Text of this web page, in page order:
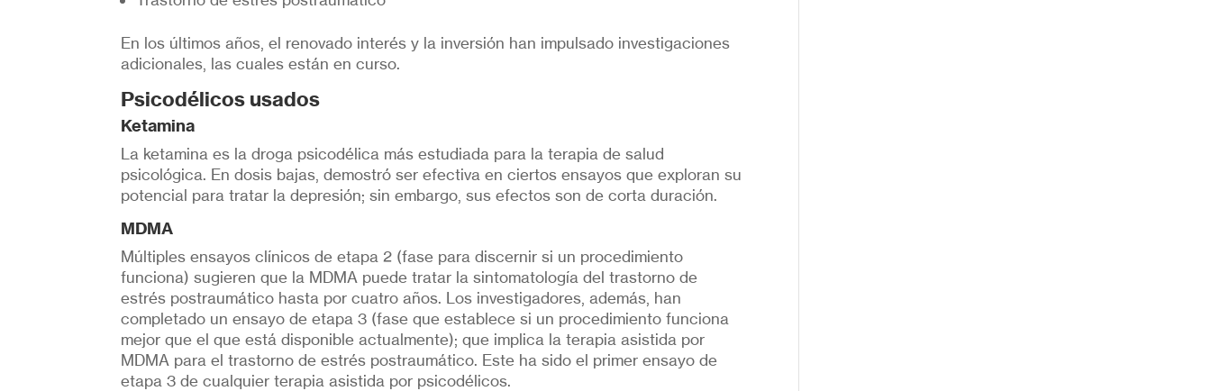
En los últimos años, el renovado interés y la inversión han impulsado investigaciones
adicionales, las cuales están en curso.
Psicodélicos usados
Ketamina
La ketamina es la droga psicodélica más estudiada para la terapia de salud
psicológica. En dosis bajas, demostró ser efectiva en ciertos ensayos que exploran su
potencial para tratar la depresión; sin embargo, sus efectos son de corta duración.
MDMA
Múltiples ensayos clínicos de etapa 2 (fase para discernir si un procedimiento
funciona) sugieren que la MDMA puede tratar la sintomatología del trastorno de
estrés postraumático hasta por cuatro años. Los investigadores, además, han
completado un ensayo de etapa 3 (fase que establece si un procedimiento funciona
mejor que el que está disponible actualmente); que implica la terapia asistida por
MDMA para el trastorno de estrés postraumático. Este ha sido el primer ensayo de
etapa 3 de cualquier terapia asistida por psicodélicos.